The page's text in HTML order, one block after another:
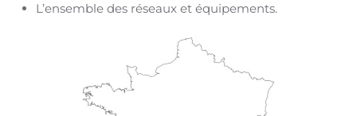
L’ensemble des réseaux et équipements.